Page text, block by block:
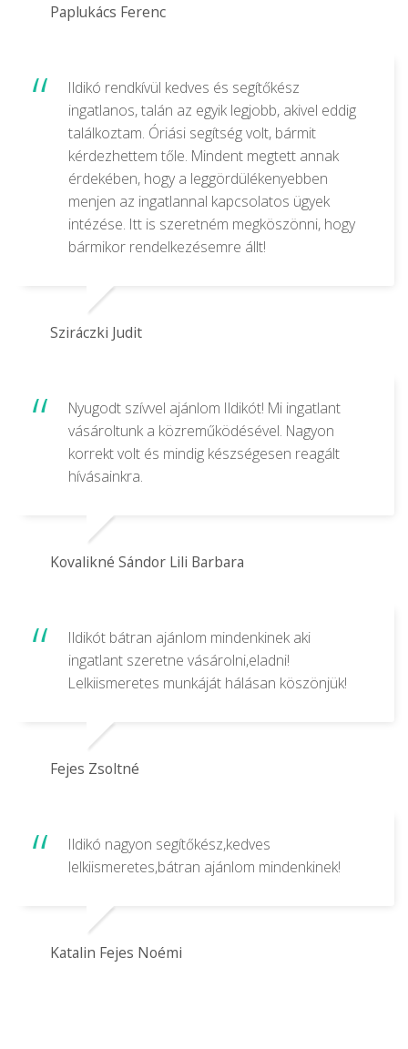
Paplukács Ferenc
Ildikó rendkívül kedves és segítőkész
ingatlanos, talán az egyik legjobb, akivel eddig
találkoztam. Óriási segítség volt, bármit
kérdezhettem tőle. Mindent megtett annak
érdekében, hogy a leggördülékenyebben
menjen az ingatlannal kapcsolatos ügyek
intézése. Itt is szeretném megköszönni, hogy
bármikor rendelkezésemre állt!
Sziráczki Judit
Nyugodt szívvel ajánlom Ildikót! Mi ingatlant
vásároltunk a közreműködésével. Nagyon
korrekt volt és mindig készségesen reagált
hívásainkra.
Kovalikné Sándor Lili Barbara
Ildikót bátran ajánlom mindenkinek aki
ingatlant szeretne vásárolni,eladni!
Lelkiismeretes munkáját hálásan köszönjük!
Fejes Zsoltné
Ildikó nagyon segítőkész,kedves
lelkiismeretes,bátran ajánlom mindenkinek!
Katalin Fejes Noémi